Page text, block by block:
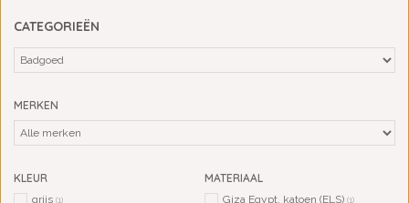
CATEGORIEËN
MERKEN
KLEUR
grijs (1)
MATERIAAL
Giza Egypt. katoen (ELS) (1)